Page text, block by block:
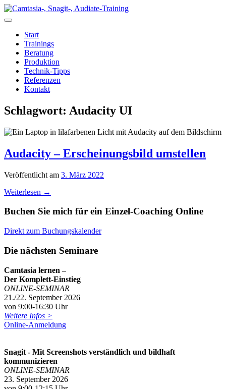
Zum
Inhalt
Start
Trainings
Beratung
Produktion
Technik-Tipps
Referenzen
Kontakt
Schlagwort: Audacity UI
Audacity – Erscheinungsbild umstellen
Veröffentlicht am 3. März 2022
Weiterlesen →
Buchen Sie mich für ein Einzel-Coaching Online
Direkt zum Buchungskalender
Die nächsten Seminare
Camtasia lernen –
Der Komplett-Einstieg
ONLINE-SEMINAR
21./22. September 2026
von 9:00-16:30 Uhr
Weitere Infos >
Online-Anmeldung
Snagit - Mit Screenshots verständlich und bildhaft
kommunizieren
ONLINE-SEMINAR
23. September 2026